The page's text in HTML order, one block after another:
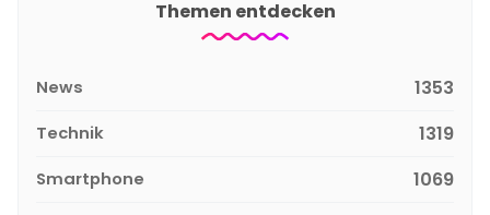
Themen entdecken
News 1353
Technik 1319
Smartphone 1069